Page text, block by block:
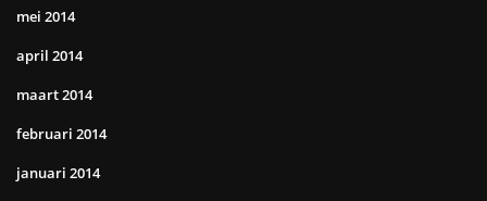
mei 2014
april 2014
maart 2014
februari 2014
januari 2014